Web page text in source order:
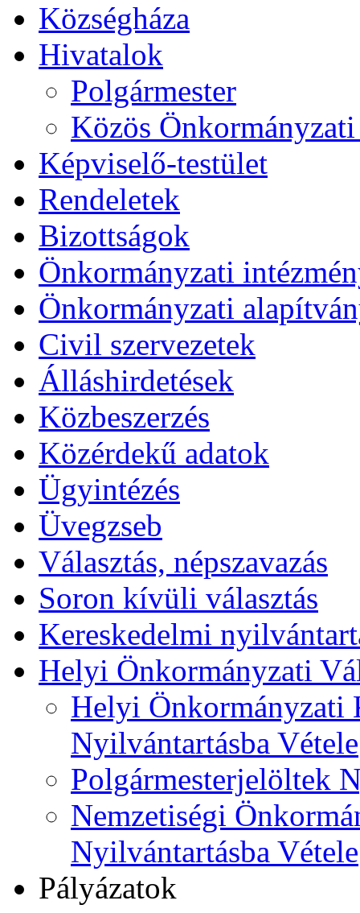
Községháza
Hivatalok
Polgármester
Közös
Képviselő-testület
Rendeletek
Bizottságok
Önkormányzati
Önkormányzati
Civil szervezetek
Álláshirdetések
Közbeszerzés
Közérdekű adatok
Ügyintézés
Üvegzseb
Választás, népszavazás
Soron kívüli választás
Kereskedelmi
Helyi Önkormányzati
Helyi Önkormányzati
Nyilvántartásba Vétele
Polgármesterjelöltek
Nemzetiségi
Nyilvántartásba Vétele
Pályázatok